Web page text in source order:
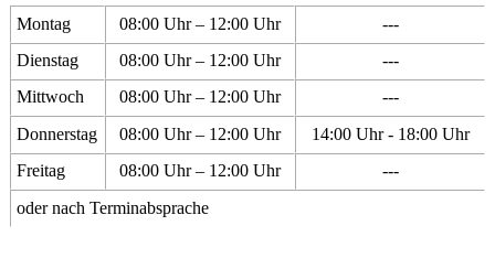
Montag 08:00 Uhr – 12:00 Uhr
---
Dienstag
08:00 Uhr – 12:00 Uhr
---
Mittwoch
08:00 Uhr – 12:00 Uhr
---
Donnerstag
08:00 Uhr – 12:00 Uhr
14:00 Uhr - 18:00 Uhr
Freitag
08:00 Uhr – 12:00 Uhr
---
oder nach Terminabsprache